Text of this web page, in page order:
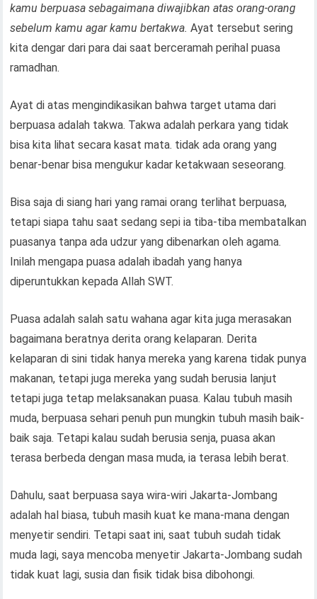
kamu berpuasa sebagaimana diwajibkan atas orang-orang
sebelum kamu agar kamu bertakwa. Ayat tersebut sering
kita dengar dari para dai saat berceramah perihal puasa
ramadhan.
Ayat di atas mengindikasikan bahwa target utama dari
berpuasa adalah takwa. Takwa adalah perkara yang tidak
bisa kita lihat secara kasat mata. tidak ada orang yang
benar-benar bisa mengukur kadar ketakwaan seseorang.
Bisa saja di siang hari yang ramai orang terlihat berpuasa,
tetapi siapa tahu saat sedang sepi ia tiba-tiba membatalkan
puasanya tanpa ada udzur yang dibenarkan oleh agama.
Inilah mengapa puasa adalah ibadah yang hanya
diperuntukkan kepada Allah SWT.
Puasa adalah salah satu wahana agar kita juga merasakan
bagaimana beratnya derita orang kelaparan. Derita
kelaparan di sini tidak hanya mereka yang karena tidak punya
makanan, tetapi juga mereka yang sudah berusia lanjut
tetapi juga tetap melaksanakan puasa. Kalau tubuh masih
muda, berpuasa sehari penuh pun mungkin tubuh masih baik-
baik saja. Tetapi kalau sudah berusia senja, puasa akan
terasa berbeda dengan masa muda, ia terasa lebih berat.
Dahulu, saat berpuasa saya wira-wiri Jakarta-Jombang
adalah hal biasa, tubuh masih kuat ke mana-mana dengan
menyetir sendiri. Tetapi saat ini, saat tubuh sudah tidak
muda lagi, saya mencoba menyetir Jakarta-Jombang sudah
tidak kuat lagi, susia dan fisik tidak bisa dibohongi.